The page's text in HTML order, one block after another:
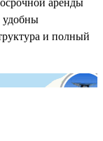
аренды
удобны
и полный